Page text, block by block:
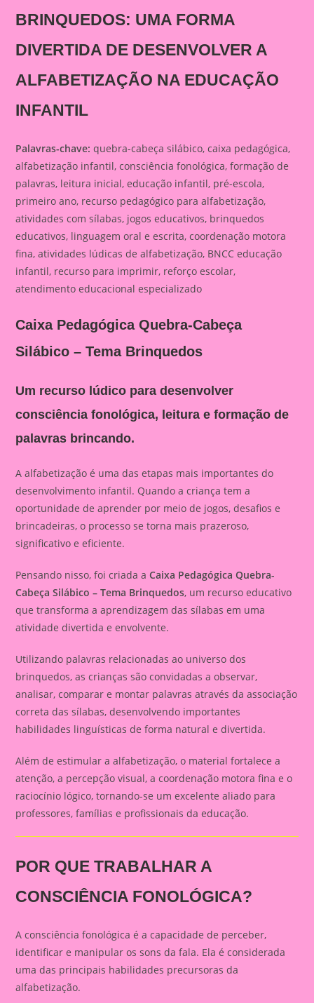
BRINQUEDOS: UMA FORMA
DIVERTIDA DE DESENVOLVER A
ALFABETIZAÇÃO NA EDUCAÇÃO
INFANTIL
Palavras-chave: quebra-cabeça silábico, caixa pedagógica,
alfabetização infantil, consciência fonológica, formação de
palavras, leitura inicial, educação infantil, pré-escola,
primeiro ano, recurso pedagógico para alfabetização,
atividades com sílabas, jogos educativos, brinquedos
educativos, linguagem oral e escrita, coordenação motora
fina, atividades lúdicas de alfabetização, BNCC educação
infantil, recurso para imprimir, reforço escolar,
atendimento educacional especializado
Caixa Pedagógica Quebra-Cabeça
Silábico – Tema Brinquedos
Um recurso lúdico para desenvolver
consciência fonológica, leitura e formação de
palavras brincando.
A alfabetização é uma das etapas mais importantes do
desenvolvimento infantil. Quando a criança tem a
oportunidade de aprender por meio de jogos, desafios e
brincadeiras, o processo se torna mais prazeroso,
significativo e eficiente.
Pensando nisso, foi criada aCaixa Pedagógica Quebra-
Cabeça Silábico – Tema Brinquedos, um recurso educativo
que transforma a aprendizagem das sílabas em uma
atividade divertida e envolvente.
Utilizando palavras relacionadas ao universo dos
brinquedos, as crianças são convidadas a observar,
analisar, comparar e montar palavras através da associação
correta das sílabas, desenvolvendo importantes
habilidades linguísticas de forma natural e divertida.
Além de estimular a alfabetização, o material fortalece a
atenção, a percepção visual, a coordenação motora fina e o
raciocínio lógico, tornando-se um excelente aliado para
professores, famílias e profissionais da educação.
POR QUE TRABALHAR A
CONSCIÊNCIA FONOLÓGICA?
A consciência fonológica é a capacidade de perceber,
identificar e manipular os sons da fala. Ela é considerada
uma das principais habilidades precursoras da
alfabetização.